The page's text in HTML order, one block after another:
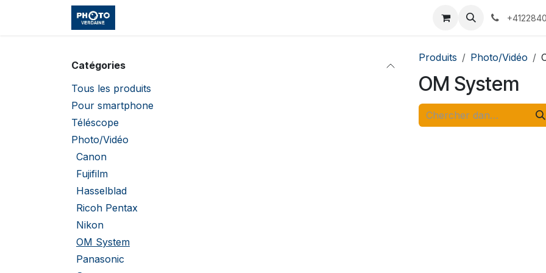
Se rendre au contenu
Événements Services
Catégories
Tous les produits
Pour smartphone
Téléscope
Photo/Vidéo
Canon
Fujifilm
Hasselblad
Ricoh Pentax
Nikon
OM System
Panasonic
Produits Photo/Vidéo
OM System